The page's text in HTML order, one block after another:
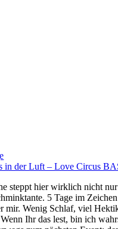
in der Luft – Love Circus
steppt hier wirklich nicht
5 Tage im
mir. Wenig Schlaf, viel
Ihr das lest, bin ich